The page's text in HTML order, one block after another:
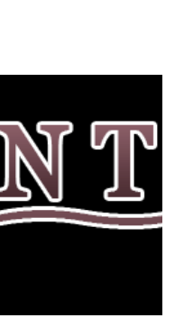
Titolo: Wool (Silo
2013 Editore:
fosse letale e l’aria
vivessi in un luogo dove
le tue scelte possono
è il mondo di Wool. In